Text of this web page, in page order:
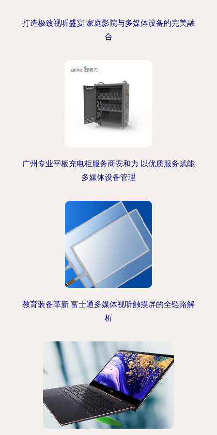
打造极致视听盛宴 家庭影院与多媒体设备的完美融
合
广州专业平板充电柜服务商安和力 以优质服务赋能
多媒体设备管理
教育装备革新 富士通多媒体视听触摸屏的全链路解
析